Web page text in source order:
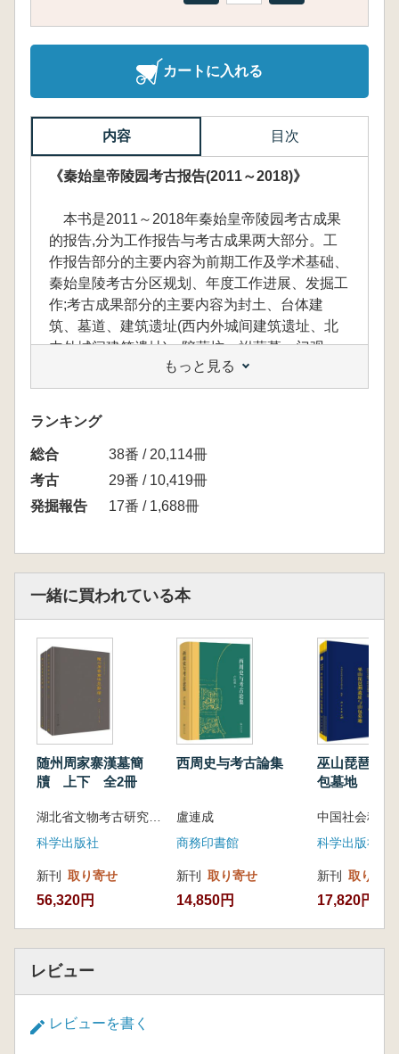
カートに入れる
内容 目次
《秦始皇帝陵园考古报告(2011～2018)》
本书是2011～2018年秦始皇帝陵园考古成果
的报告,分为工作报告与考古成果两大部分。工
作报告部分的主要内容为前期工作及学术基础、
秦始皇陵考古分区规划、年度工作进展、发掘工
作;考古成果部分的主要内容为封土、台体建
筑、墓道、建筑遗址(西内外城间建筑遗址、北
内外城间建筑遗址)、陪葬坑、祔葬墓、门观、
道路、工程及相关设施等秦始皇陵遗迹的勘探成
果。
本書は、2011年から2018年にかけて行われ
た秦始皇帝陵園の考古調査成果をまとめた報告
書であり、「作業報告」と「考古成果」の二部
ける区域別の計画、各年度の作業進捗、発掘作
業の概要などが記されています。
建築遺構(西側内外城間および北側内外城間の
建築遺構)、陪葬坑、祔葬墓、門観、道路、土
木工事および関連施設など、秦始皇陵に関連す
る遺跡の調査成果が詳しく報告されています。
もっと見る
ランキング
総合
38番 / 20,114冊
考古
29番 / 10,419冊
発掘報告
17番 / 1,688冊
一緒に買われている本
随州周家寨漢墓簡
牘 上下 全2冊
湖北省文物考古研究院 編著
科学出版社
新刊 取り寄せ
56,320円
西周史与考古論集
盧連成
商務印書館
新刊 取り寄せ
14,850円
巫山琵琶洲
包墓地
科学出版社
新刊 取り寄せ
17,820円
レビュー
レビューを書く